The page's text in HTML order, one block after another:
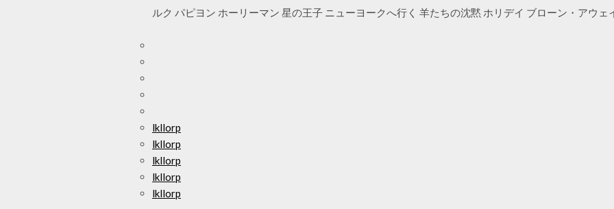
ルク パピヨン ホーリーマン 星の王子 ニューヨークへ行く 羊たちの沈黙 ホリデイ ブローン・アウ
lkllorp
lkllorp
lkllorp
lkllorp
lkllorp